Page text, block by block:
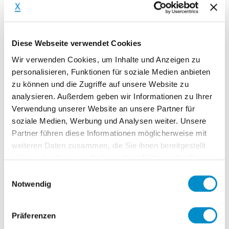
Diese Webseite verwendet Cookies
Wir verwenden Cookies, um Inhalte und Anzeigen zu
personalisieren, Funktionen für soziale Medien anbieten
zu können und die Zugriffe auf unsere Website zu
analysieren. Außerdem geben wir Informationen zu Ihrer
Verwendung unserer Website an unsere Partner für
soziale Medien, Werbung und Analysen weiter. Unsere
Partner führen diese Informationen möglicherweise mit
weiteren Daten zusammen, die Sie ihnen bereitgestellt
Notwendig
Präferenzen
wechseln – einen tatsächlichen Wechsel
des Finanzinstituts nehmen aber nur ein
sich also darauf fokussieren, ihren
Kunden ein positives Serviceerlebnis zu
bietenund diese an sich zu binden.
Hierbei ist die Integration von neuen
Technologien in bestehende Strukturen
und Prozesse essentiell. Gelingt dies,
haben traditionelle Banken durch ihre
Kundenbasis sowie die verfügbaren
Wettbewerbsvorteil gegenüber FinTechs.